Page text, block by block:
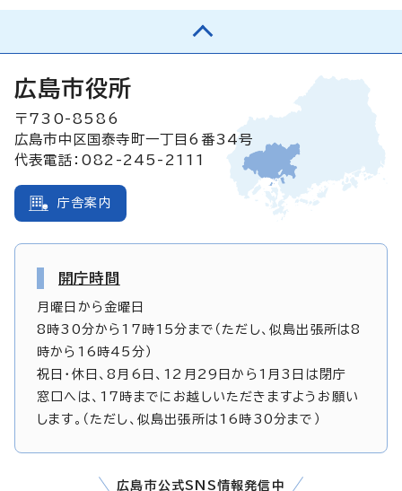
広島市役所
〒730-8586
広島市中区国泰寺町一丁目6番34号
代表電話：082-245-2111
庁舎案内
開庁時間
月曜日から金曜日
8時30分から17時15分まで（ただし、似島出張所は8
時から16時45分）
祝日・休日、8月6日、12月29日から1月3日は閉庁
窓口へは、17時までにお越しいただきますようお願い
します。（ただし、似島出張所は16時30分まで）
広島市公式SNS情報発信中